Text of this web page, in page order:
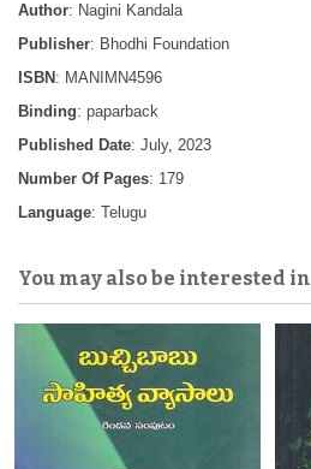
Author: Nagini Kandala
Publisher: Bhodhi Foundation
ISBN : MANIMN4596
Binding: paparback
Published Date: July, 2023
Number Of Pages: 179
Language: Telugu
You may also be interested in